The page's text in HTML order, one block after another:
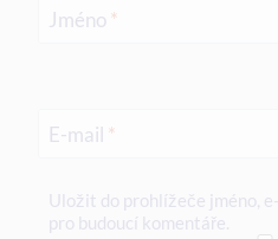
Jméno *
E-mail *
Uložit do prohlížeče jméno,
pro budoucí komentáře.